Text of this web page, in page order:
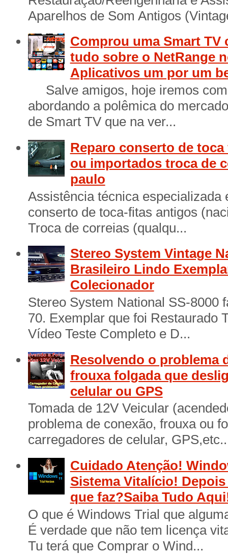
Aparelhos de Som Antigos
Comprou uma Smart TV
tudo sobre o NetRange
Aplicativos um por um
Salve amigos, hoje iremos
abordando a polêmica do
de Smart TV que na ver...
Reparo conserto de
ou importados troca de
paulo
Assistência técnica especializada
conserto de toca-fitas antigos
Troca de correias (qualqu...
Stereo System Vintage
Brasileiro Lindo
Colecionador
Stereo System National SS-8000
70. Exemplar que foi Restaurado
Vídeo Teste Completo e D...
Resolvendo o problema
frouxa folgada que
celular ou GPS
Tomada de 12V Veicular
problema de conexão, frouxa ou
carregadores de celular,
Cuidado Atenção!
Sistema Vitalício! Depois
que faz?Saiba Tudo
O que é Windows Trial que
É verdade que não tem licença
Tu terá que Comprar o Wind...